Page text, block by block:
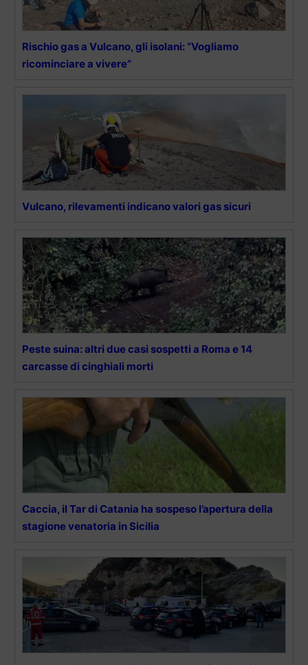
Rischio gas a Vulcano, gli isolani: “Vogliamo
ricominciare a vivere”
Vulcano, rilevamenti indicano valori gas sicuri
Peste suina: altri due casi sospetti a Roma e 14
carcasse di cinghiali morti
Caccia, il Tar di Catania ha sospeso l’apertura della
stagione venatoria in Sicilia